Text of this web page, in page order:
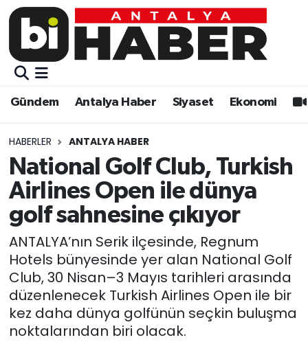
Gündem Antalya Haber Siyaset Ekonomi
HABERLER ANTALYA HABER
National Golf Club, Turkish
Airlines Open ile dünya
golf sahnesine çıkıyor
ANTALYA’nın Serik ilçesinde, Regnum
Hotels bünyesinde yer alan National Golf
Club, 30 Nisan–3 Mayıs tarihleri arasında
düzenlenecek Turkish Airlines Open ile bir
kez daha dünya golfünün seçkin buluşma
noktalarından biri olacak.
Gündem
Siyaset
Ekonomi
Video
Eğitim
Kültür-sanat
Sağlık
Spor
Gündem
Siyaset
Eğitim
Ekonomi
Kültür-sanat
Sağlık
Spor
Teknoloji
Muratpaşa Nöbetçi Eczaneler
Muratpaşa Trafik Yoğunluk Haritası
Süper Lig Puan Durumu ve Fikstür
Tüm Manşetler
Son Dakika Haberleri
Haber Arşivi